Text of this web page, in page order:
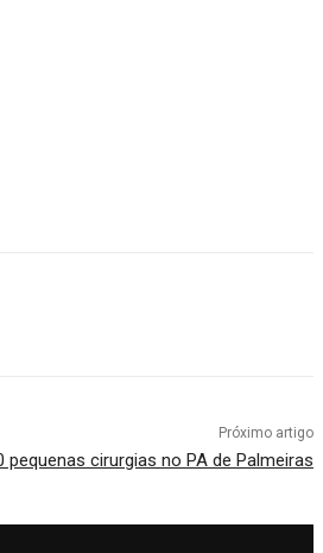
Próximo artigo
pequenas cirurgias no PA de Palmeiras